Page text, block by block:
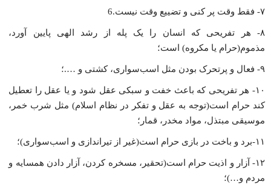
۷- فقط وقت پر کنى و تضییع وقت نیست.6
۸- هر تفریحى که انسان را یک پله از رشد الهى پایین آورد،
مذموم(حرام یا مکروه) است؛
۹- فعال و پرتحرک بودن مثل اسب‌سوارى، کشتى و ….؛
۱۰- هر تفریحى که باعث خفت و سبکى عقل شود و یا عقل را تعطیل
کند حرام است(توجه به عقل و تفکر در نظام اسلام) مثل شرب خمر،
موسیقى مبتذل، مواد مخدر، قمار؛
۱۱-برد و باخت در بازى حرام است(غیر از تیراندازى و اسب‌سوارى)؛
۱۲- آزار و اذیت حرام است(تحقیر، مسخره کردن، آزار دادن همسایه و
مردم و…)؛